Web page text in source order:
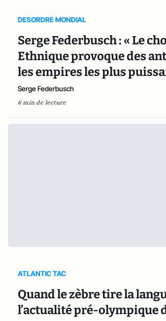
DESORDRE MONDIAL
Serge Federbusch : « Le
Ethnique provoque des
les empires les plus
Serge Federbusch
6 min de lecture
ATLANTIC TAC
Quand le zèbre tire la
l’actualité pré-olympique